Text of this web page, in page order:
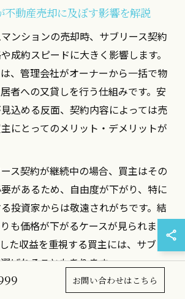
不動産売却に及ぼす影響を解説
ンションの売却時、サブリース契約
成約スピードに大きく影響します。
、管理会社がオーナーから一括で物
者への又貸しを行う仕組みです。安
込める反面、契約内容によっては売
にとってのメリット・デメリットが
ス契約が継続中の場合、買主はその
があるため、自由度が下がり、特に
投資家からは敬遠されがちです。結
も価格が下がるケースが見られま
た収益を重視する買主には、サブリ
ばれることもあります。
、サブリース契約の解除条件や違約
お問い合わせはこちら